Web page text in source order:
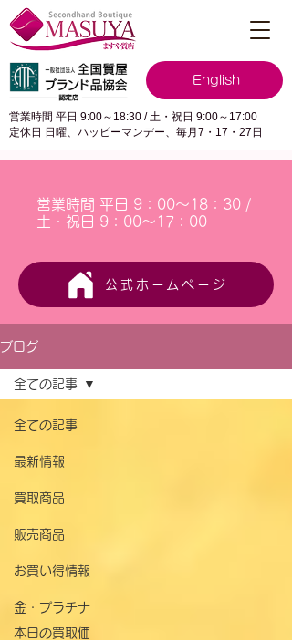
English
営業時間 平日 9:00～18:30 / 土・祝日 9:00～17:00
定休日 日曜、ハッピーマンデー、毎月7・17・27日
営業時間 平日 9：00～18：30 /
土・祝日 9：00～17：00
公式ホームページ
ブログ
全ての記事
最新情報
買取商品
販売商品
お買い得情報
金・プラチナ
本日の買取価
全ての記事